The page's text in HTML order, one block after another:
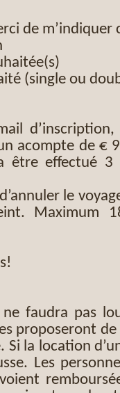
de m’indiquer
(single ou
d’inscription,
acompte de €
être effectué 3
le
Maximum
faudra pas
proposeront
la location
Les